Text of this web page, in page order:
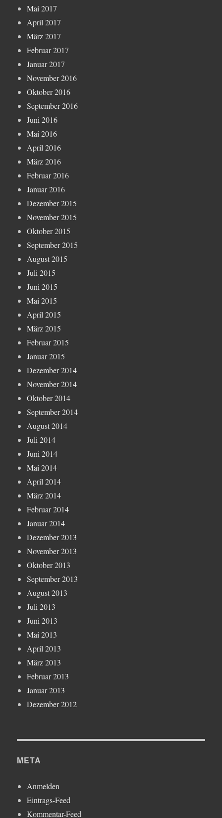
Mai 2017
April 2017
März 2017
Februar 2017
Januar 2017
November 2016
Oktober 2016
September 2016
Juni 2016
Mai 2016
April 2016
März 2016
Februar 2016
Januar 2016
Dezember 2015
November 2015
Oktober 2015
September 2015
August 2015
Juli 2015
Juni 2015
Mai 2015
April 2015
März 2015
Februar 2015
Januar 2015
Dezember 2014
November 2014
Oktober 2014
September 2014
August 2014
Juli 2014
Juni 2014
Mai 2014
April 2014
März 2014
Februar 2014
Januar 2014
Dezember 2013
November 2013
Oktober 2013
September 2013
August 2013
Juli 2013
Juni 2013
Mai 2013
April 2013
März 2013
Februar 2013
Januar 2013
Dezember 2012
META
Anmelden
Eintrags-Feed
Kommentar-Feed